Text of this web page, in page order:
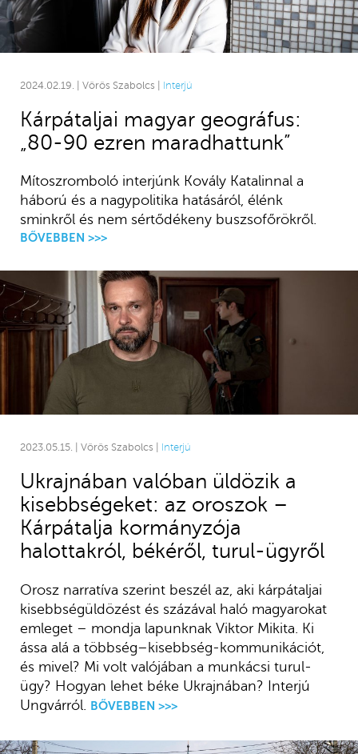
2024.02.19. | Vörös Szabolcs | Interjú
Kárpátaljai magyar geográfus:
„80-90 ezren maradhattunk”
Mítoszromboló interjúnk Kovály Katalinnal a
háború és a nagypolitika hatásáról, élénk
sminkről és nem sértődékeny buszsofőrökről.
BŐVEBBEN >>>
2023.05.15. | Vörös Szabolcs | Interjú
Ukrajnában valóban üldözik a
kisebbségeket: az oroszok –
Kárpátalja kormányzója
halottakról, békéről, turul-ügyről
Orosz narratíva szerint beszél az, aki kárpátaljai
kisebbségüldözést és százával haló magyarokat
emleget – mondja lapunknak Viktor Mikita. Ki
ássa alá a többség–kisebbség-kommunikációt,
és mivel? Mi volt valójában a munkácsi turul-
ügy? Hogyan lehet béke Ukrajnában? Interjú
Ungvárról. BŐVEBBEN >>>